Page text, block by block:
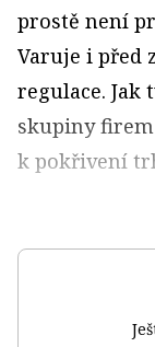
prostě není
Varuje i před
regulace. Jak
skupiny
k pokřivení